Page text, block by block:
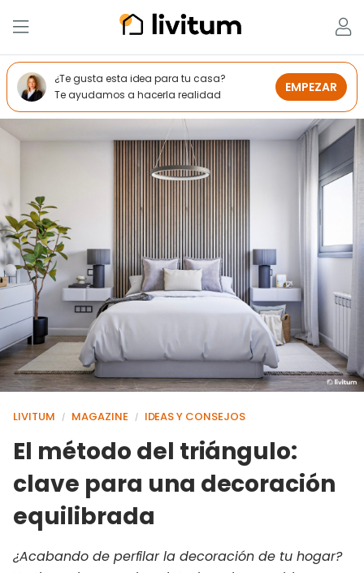
LIVITUM / MAGAZINE / IDEAS Y CONSEJOS
El método del triángulo:
clave para una decoración
equilibrada
¿Acabando de perfilar la decoración de tu hogar?
¿Te gusta esta idea para tu casa?
Te ayudamos a hacerla realidad
EMPEZAR